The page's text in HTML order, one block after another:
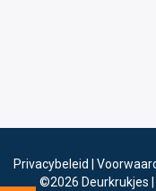
Privacybeleid
©2026 Deurkrukjes